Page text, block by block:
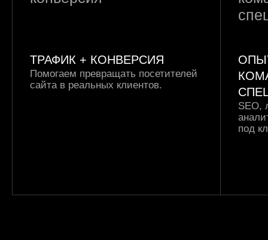
ТРАФИК + КОНВЕРСИЯ
Помогаем превращать посетителей
сайта в реальных клиентов.
SEO,
под